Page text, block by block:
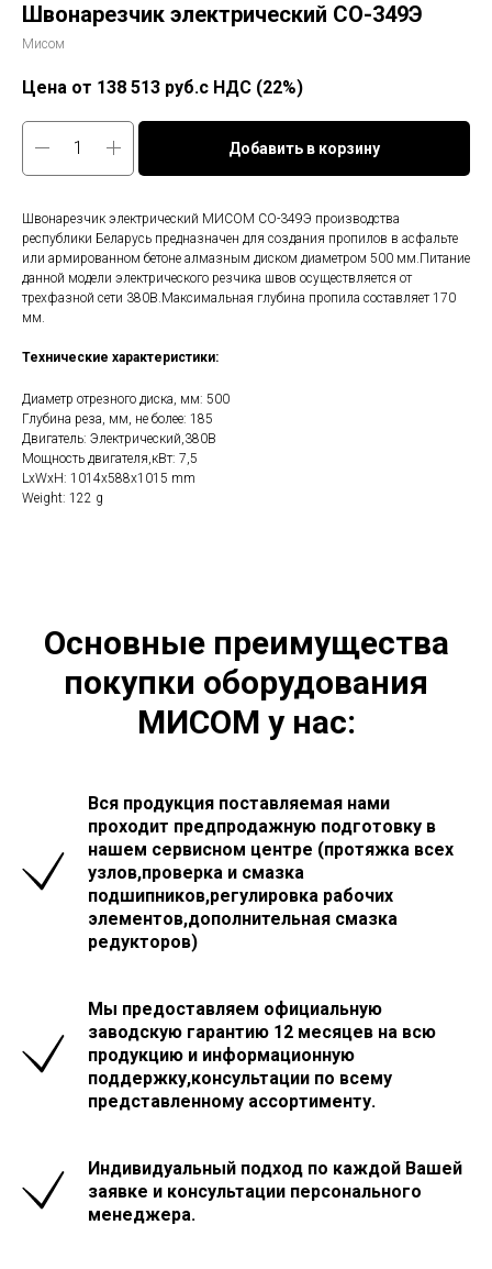
Швонарезчик электрический СО-349Э
Мисом
138 513 руб.с НДС (22%)
Добавить в корзину
Швонарезчик электрический МИСОМ СО-349Э производства
республики Беларусь предназначен для создания пропилов в асфальте
или армированном бетоне алмазным диском диаметром 500 мм.Питание
данной модели электрического резчика швов осуществляется от
трехфазной сети 380В.Максимальная глубина пропила составляет 170
мм.
Технические характеристики:
Диаметр отрезного диска, мм: 500
Глубина реза, мм, не более: 185
Двигатель: Электрический,380В
Мощность двигателя,кВт: 7,5
LxWxH: 1014x588x1015 mm
Weight: 122 g
Основные преимущества
покупки оборудования
МИСОМ у нас:
Вся продукция поставляемая нами
проходит предпродажную подготовку в
нашем сервисном центре (протяжка всех
узлов,проверка и смазка
подшипников,регулировка рабочих
элементов,дополнительная смазка
редукторов)
Мы предоставляем официальную
заводскую гарантию 12 месяцев на всю
продукцию и информационную
поддержку,консультации по всему
представленному ассортименту.
Индивидуальный подход по каждой Вашей
заявке и консультации персонального
менеджера.